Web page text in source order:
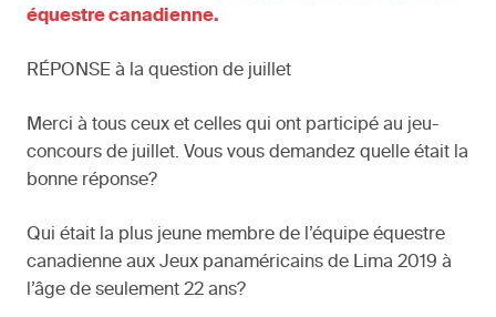
équestre canadienne.
RÉPONSE à la question de juillet
Merci à tous ceux et celles qui ont participé au jeu-
concours de juillet. Vous vous demandez quelle était la
bonne réponse?
Qui était la plus jeune membre de l’équipe équestre
canadienne aux Jeux panaméricains de Lima 2019 à
l’âge de seulement 22 ans?